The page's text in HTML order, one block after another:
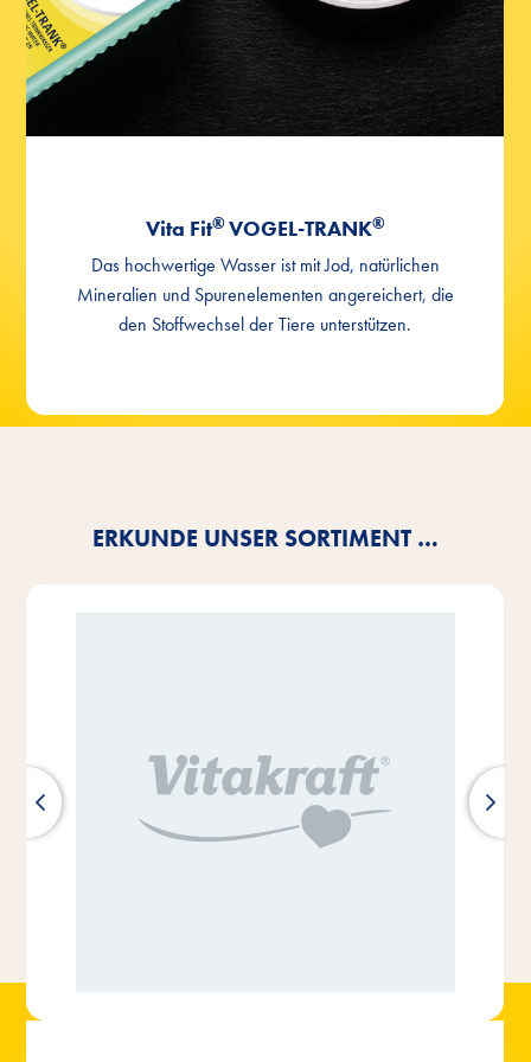
Vita Fit®VOGEL-TRANK®
Das hochwertige Wasser ist mit Jod, natürlichen
Mineralien und Spurenelementen angereichert, die
den Stoffwechsel der Tiere unterstützen.
ERKUNDE UNSER SORTIMENT …